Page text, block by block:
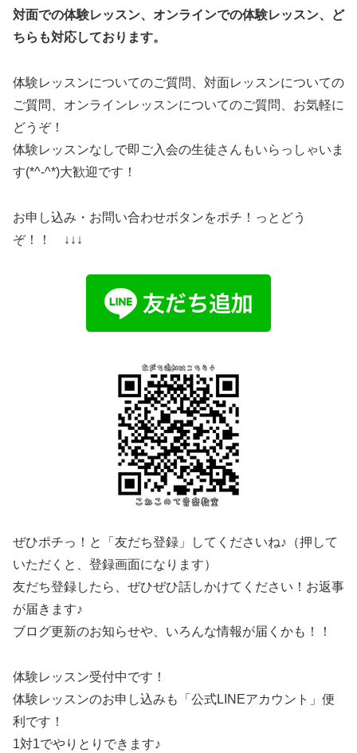
対面での体験レッスン、オンラインでの体験レッスン、ど
ちらも対応しております。
体験レッスンについてのご質問、対面レッスンについての
ご質問、オンラインレッスンについてのご質問、お気軽に
どうぞ！
体験レッスンなしで即ご入会の生徒さんもいらっしゃいま
す(*^-^*)大歓迎です！
お申し込み・お問い合わせボタンをポチ！っとどう
ぞ！！ ↓↓↓
ぜひポチっ！と「友だち登録」してくださいね♪（押して
いただくと、登録画面になります）
友だち登録したら、ぜひぜひ話しかけてください！お返事
が届きます♪
ブログ更新のお知らせや、いろんな情報が届くかも！！
体験レッスン受付中です！
体験レッスンのお申し込みも「公式LINEアカウント」便
利です！
1対1でやりとりできます♪